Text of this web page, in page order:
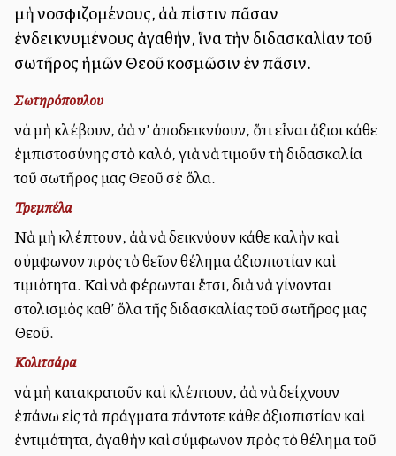
μὴ νοσφιζομένους, ἀλλὰ πίστιν πᾶσαν
ἐνδεικνυμένους ἀγαθήν, ἵνα τὴν διδασκαλίαν τοῦ
σωτῆρος ἡμῶν Θεοῦ κοσμῶσιν ἐν πᾶσιν.
Σωτηρόπουλου
νὰ μὴ κλέβουν, ἀλλὰ ν’ ἀποδεικνύουν, ὅτι εἶναι ἄξιοι κάθε
ἐμπιστοσύνης στὸ καλό, γιὰ νὰ τιμοῦν τὴ διδασκαλία
τοῦ σωτῆρος μας Θεοῦ σὲ ὅλα.
Τρεμπέλα
Νὰ μὴ κλέπτουν, ἀλλὰ νὰ δεικνύουν κάθε καλὴν καὶ
σύμφωνον πρὸς τὸ θεῖον θέλημα ἀξιοπιστίαν καὶ
τιμιότητα. Καὶ νὰ φέρωνται ἔτσι, διὰ νὰ γίνονται
στολισμὸς καθ’ ὅλα τῆς διδασκαλίας τοῦ σωτῆρος μας
Θεοῦ.
Κολιτσάρα
νὰ μὴ κατακρατοῦν καὶ κλέπτουν, ἀλλὰ νὰ δείχνουν
ἐπάνω εἰς τὰ πράγματα πάντοτε κάθε ἀξιοπιστίαν καὶ
ἐντιμότητα, ἀγαθὴν καὶ σύμφωνον πρὸς τὸ θέλημα τοῦ